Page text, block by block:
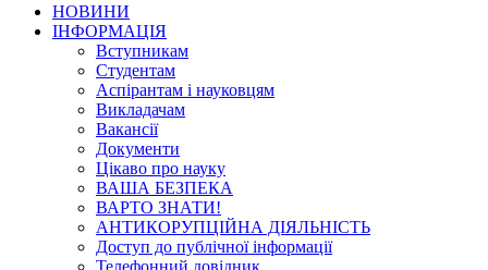
НОВИНИ
ІНФОРМАЦІЯ
Вступникам
Студентам
Аспірантам і науковцям
Викладачам
Вакансії
Документи
Цікаво про науку
ВАША БЕЗПЕКА
ВАРТО ЗНАТИ!
АНТИКОРУПЦІЙНА ДІЯЛЬНІСТЬ
Доступ до публічної інформації
Телефонний довідник